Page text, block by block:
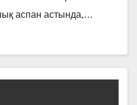
аспан астында,…